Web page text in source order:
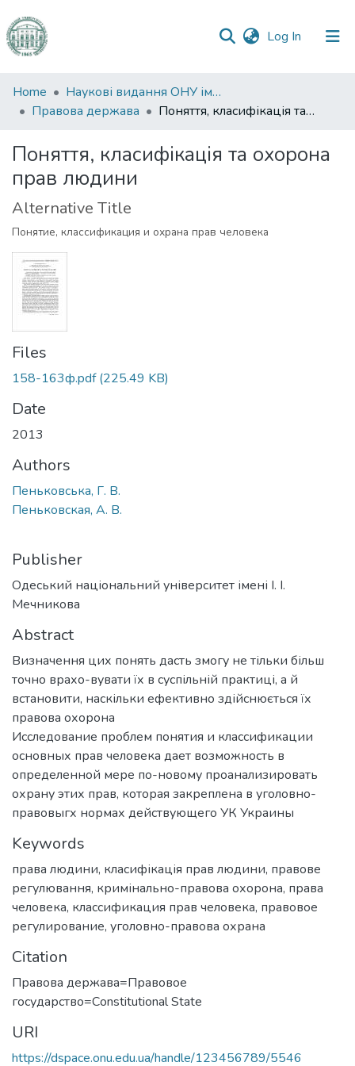
Log In (current)
Communities
&
All of DSpace
Statistics
Home
Наукові видання ОНУ імені І. І. Мечникова
Правова держава
Поняття, класифікація та охорона прав людини
Поняття, класифікація та охорона
прав людини
Alternative Title
Понятие, классификация и охрана прав человека
Files
158-163ф.pdf(225.49 KB)
Date
2013
Authors
Пеньковська, Г. В.
Пеньковская, А. В.
Publisher
Одеський національний університет імені І. І.
Мечникова
Abstract
Визначення цих понять дасть змогу не тільки більш
точно врахо-вувати їх в суспільній практиці, а й
встановити, наскільки ефективно здійснюється їх
правова охорона
Исследование проблем понятия и классификации
основных прав человека дает возможность в
определенной мере по-новому проанализировать
охрану этих прав, которая закреплена в уголовно-
правовыгх нормах действующего УК Украины
Keywords
права людини, класифікація прав людини, правове
регулювання, кримінально-правова охорона, права
человека, классификация прав человека, правовое
регулирование, уголовно-правова охрана
Citation
Правова держава=Правовое
государство=Сonstitutional State
URI
https://dspace.onu.edu.ua/handle/123456789/5546